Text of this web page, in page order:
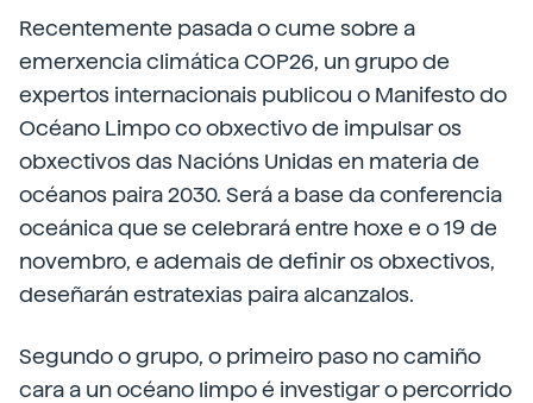
Recentemente pasada o cume sobre a
emerxencia climática COP26, un grupo de
expertos internacionais publicou o Manifesto do
Océano Limpo co obxectivo de impulsar os
obxectivos das Nacións Unidas en materia de
océanos paira 2030. Será a base da conferencia
oceánica que se celebrará entre hoxe e o 19 de
novembro, e ademais de definir os obxectivos,
deseñarán estratexias paira alcanzalos.
Segundo o grupo, o primeiro paso no camiño
cara a un océano limpo é investigar o percorrido